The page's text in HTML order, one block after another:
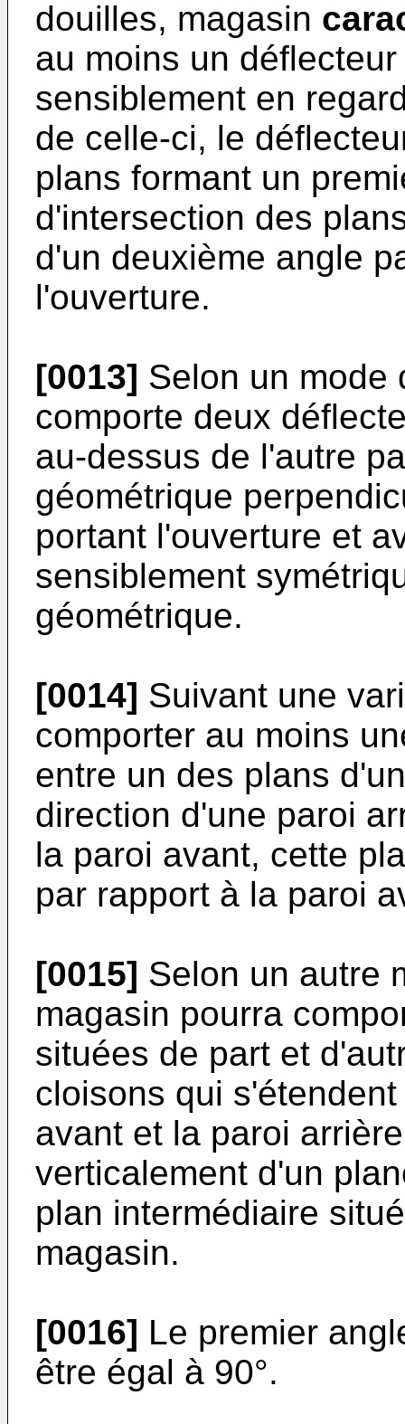
douilles, magasin
au moins un
sensiblement en
de celle-ci, le
plans formant un
d'intersection des
d'un deuxième angle
l'ouverture.
[0013] Selon un mode
comporte deux
au-dessus de l'autre
géométrique
portant l'ouverture et
sensiblement
géométrique.
[0014] Suivant une
comporter au moins
entre un des plans
direction d'une paroi
la paroi avant, cette
par rapport à la paroi
[0015] Selon un autre
magasin pourra
situées de part et
cloisons qui
avant et la paroi
verticalement d'un
plan intermédiaire
magasin.
[0016] Le premier
être égal à 90°.